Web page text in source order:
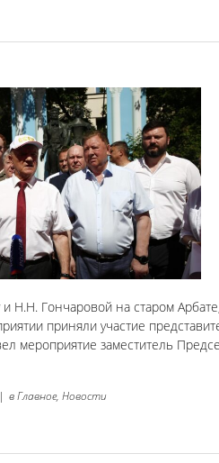
и Н.Н. Гончаровой на старом
приняли участие
мероприятие заместитель
| вГлавное, Новости